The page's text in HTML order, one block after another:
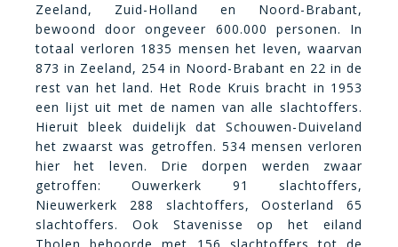
Zeeland, Zuid-Holland en Noord-Brabant,
bewoond door ongeveer 600.000 personen. In
totaal verloren 1835 mensen het leven, waarvan
873 in Zeeland, 254 in Noord-Brabant en 22 in de
rest van het land. Het Rode Kruis bracht in 1953
een lijst uit met de namen van alle slachtoffers.
Hieruit bleek duidelijk dat Schouwen-Duiveland
het zwaarst was getroffen. 534 mensen verloren
hier het leven. Drie dorpen werden zwaar
getroffen: Ouwerkerk 91 slachtoffers,
Nieuwerkerk 288 slachtoffers, Oosterland 65
slachtoffers. Ook Stavenisse op het eiland